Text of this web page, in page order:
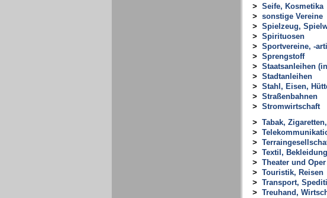
> Seife, Kosmetika
> sonstige Vereine
> Spielzeug,
> Spirituosen
> Sportvereine, -
> Sprengstoff
> Staatsanleihen
> Stadtanleihen
> Stahl, Eisen,
> Straßenbahnen
> Stromwirtschaft
> Tabak,
>
>
> Textil,
> Theater und Oper
> Touristik, Reisen
> Transport,
> Treuhand,